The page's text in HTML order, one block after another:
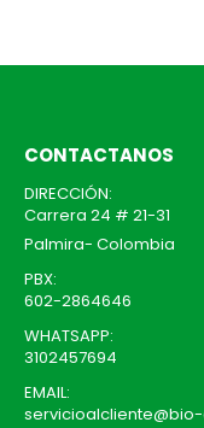
en
de
producto
CONTACTANOS
DIRECCIÓN:
Carrera 24 # 21-31
Palmira- Colombia
PBX:
602-2864646
WHATSAPP:
3102457694
EMAIL: